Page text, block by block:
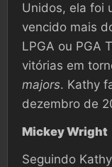
Unidos, ela foi
vencido mais
LPGA ou PGA
vitórias em
majors. Kathy
dezembro de
Mickey Wright
Seguindo